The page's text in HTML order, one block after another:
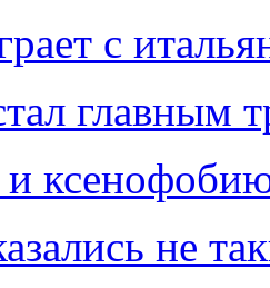
с
главным
и
не